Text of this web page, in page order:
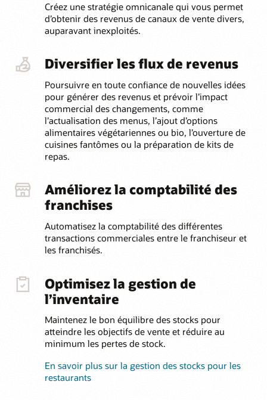
Créez une stratégie omnicanale qui vous permet
d’obtenir des revenus de canaux de vente divers,
auparavant inexploités.
Diversifier les flux de revenus
Poursuivre en toute confiance de nouvelles idées
pour générer des revenus et prévoir l’impact
commercial des changements, comme
l’actualisation des menus, l’ajout d’options
alimentaires végétariennes ou bio, l’ouverture de
cuisines fantômes ou la préparation de kits de
repas.
Améliorez la comptabilité des
franchises
Automatisez la comptabilité des différentes
transactions commerciales entre le franchiseur et
les franchisés.
Optimisez la gestion de
l’inventaire
Maintenez le bon équilibre des stocks pour
atteindre les objectifs de vente et réduire au
minimum les pertes de stock.
En savoir plus sur la gestion des stocks pour les
restaurants